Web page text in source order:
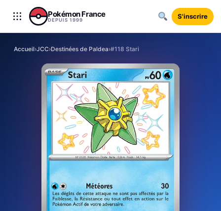
Aller au contenu
Pokémon France
DEPUIS 1999 S'inscrire
Accueil›JCC›Destinées de Paldea›#118 Stari